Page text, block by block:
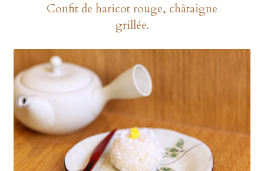
Confit de haricot rouge, châtaigne
grillée.